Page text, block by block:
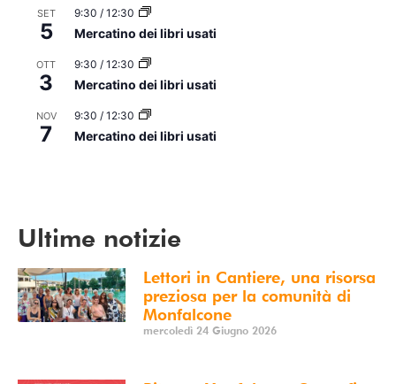
SET
5
9:30 / 12:30
Mercatino dei libri usati
OTT
3
9:30 / 12:30
Mercatino dei libri usati
NOV
7
9:30 / 12:30
Mercatino dei libri usati
Ultime notizie
Lettori in Cantiere, una risorsa
preziosa per la comunità di
Monfalcone
mercoledì 24 Giugno 2026